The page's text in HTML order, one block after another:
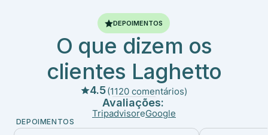
DEPOIMENTOS
O que dizem os
clientes Laghetto
4.5(1120 comentários)
Avaliações:
TripadvisoreGoogle
DEPOIMENTOS